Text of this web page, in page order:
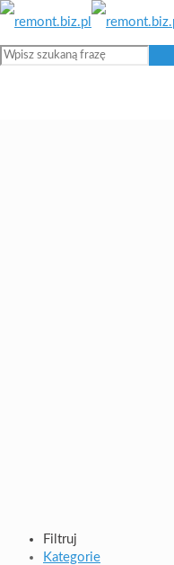
Filtruj
Kategorie